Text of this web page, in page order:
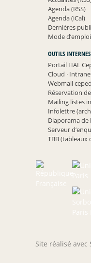
Agenda (RSS)
Agenda (iCal)
Dernières
Mode d’emploi
OUTILS INTERNES
Portail HAL
Cloud ·
Webmail
Réservation
Mailing listes
Infolettre
Diaporama de
Serveur
TBB (tableaux
Site réalisé avec